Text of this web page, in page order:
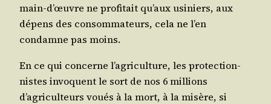
main‑d’œuvre ne pro­fi­tait qu’aux usi­niers, aux
dépens des consom­ma­teurs, cela ne l’en
condamne pas moins.
En ce qui concerne l’agriculture, les pro­tec­tion­
nistes invoquent le sort de nos 6 mil­lions
d’agriculteurs voués à la mort, à la misère, si